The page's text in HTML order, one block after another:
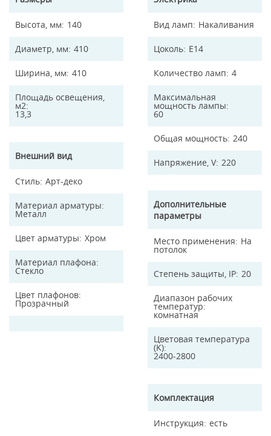
Высота, мм 140
Диаметр, мм 410
Ширина, мм 410
Площадь освещения,
м2
13,3
Внешний вид
Стиль Арт-деко
Материал арматуры
Металл
Цвет арматуры Хром
Материал плафона
Стекло
Цвет плафонов
Прозрачный
Вид ламп Накаливания
Цоколь E14
Количество ламп 4
Максимальная
мощность лампы
60
Общая мощность 240
Напряжение, V 220
Дополнительные
параметры
Место применения На
потолок
Степень защиты, IP 20
Диапазон рабочих
температур
комнатная
Цветовая температура
(K)
2400-2800
Комплектация
Инструкция есть